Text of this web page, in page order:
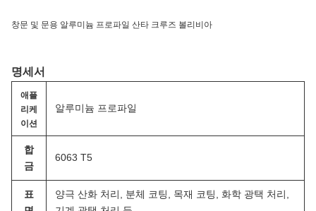
창문 및 문용 알루미늄 프로파일 산타 크루즈 볼리비아
명세서
애플
리케
이션
알루미늄 프로파일
합
금
6063 T5
표
양극 산화 처리, 분체 코팅, 목재 코팅, 화학 광택 처리,